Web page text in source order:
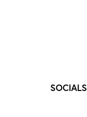
SOCIALS